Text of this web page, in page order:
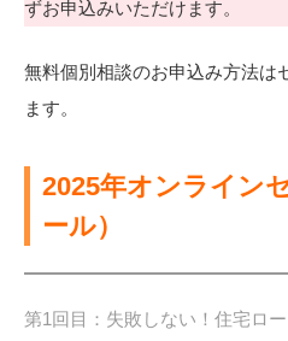
ずお申込みいただけます。
無料個別相談のお申込み方法は
ます。
2025年オンライン
ール）
第1回目：失敗しない！住宅ロ